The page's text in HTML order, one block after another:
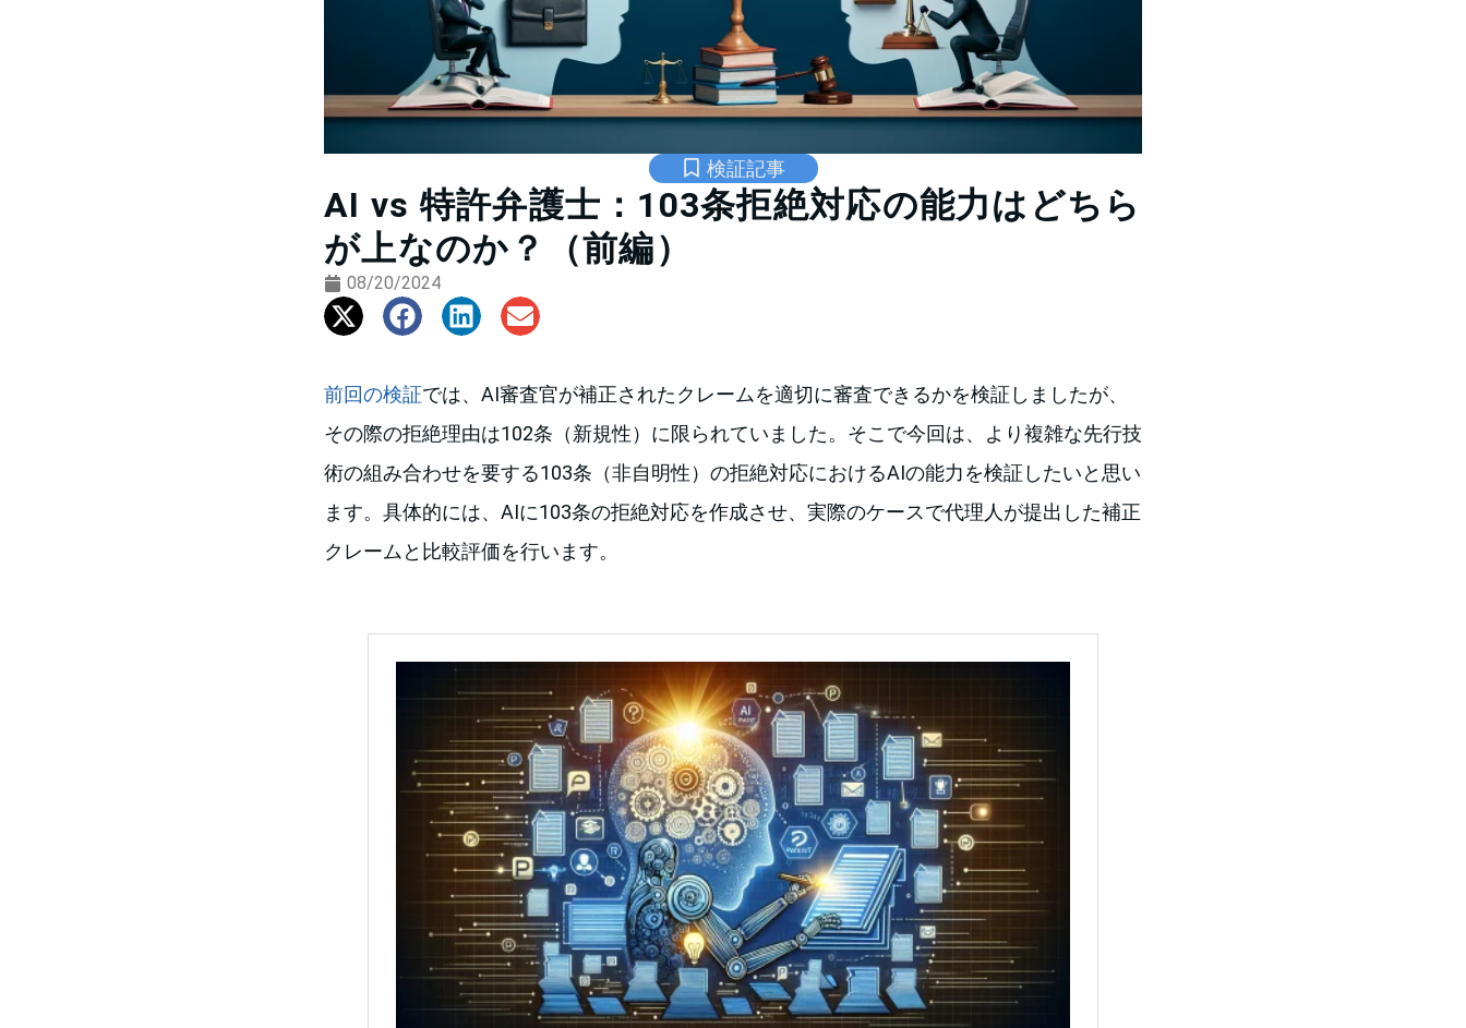
検証記事
AI vs 特許弁護士：103条拒絶対応の能力はどちら
が上なのか？（前編）
08/20/2024
前回の検証では、AI審査官が補正されたクレームを適切に審査できるかを検証しましたが、
その際の拒絶理由は102条（新規性）に限られていました。そこで今回は、より複雑な先行技
術の組み合わせを要する103条（非自明性）の拒絶対応におけるAIの能力を検証したいと思い
ます。具体的には、AIに103条の拒絶対応を作成させ、実際のケースで代理人が提出した補正
クレームと比較評価を行います。